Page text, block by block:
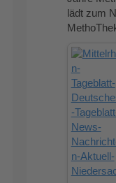
lädt zum